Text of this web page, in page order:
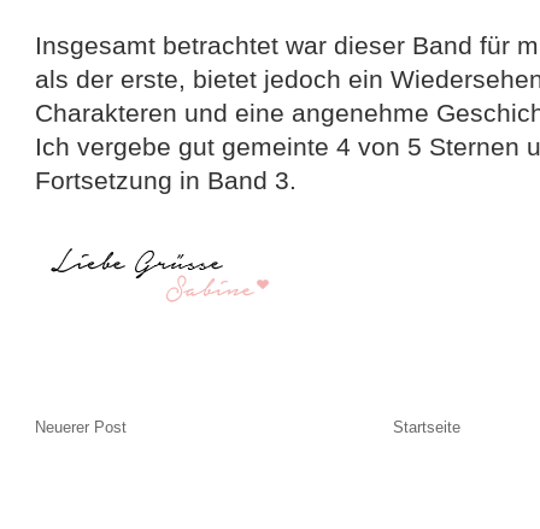
Insgesamt betrachtet war dieser Band für
als der erste, bietet jedoch ein
Charakteren und eine angenehme
Ich vergebe gut gemeinte 4 von 5 Sternen
Fortsetzung in Band 3.
Neuerer Post Startseite